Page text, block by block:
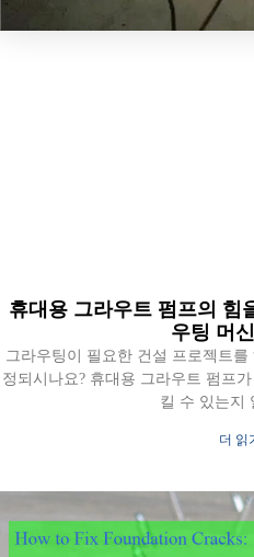
휴대용 그라우트 펌프의 힘
우팅 머
그라우팅이 필요한 건설 프로젝트
정되시나요? 휴대용 그라우트 펌프
킬 수 있는지
더 읽